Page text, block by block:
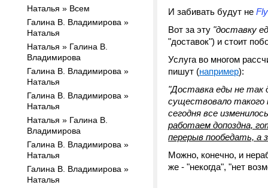
Наталья » Всем
Галина В. Владимирова »
Наталья
Наталья » Галина В.
Владимирова
Галина В. Владимирова »
Наталья
Галина В. Владимирова »
Наталья
Наталья » Галина В.
Владимирова
Галина В. Владимирова »
Наталья
Галина В. Владимирова »
Наталья
И забивать будут не
Вот за эту "доставку
"доставок") и стоит
Услуга во многом
пишут (например):
"Доставка еды не так
существовало такого
сегодня все
работаем допоздна,
перерыв пообедать, а
Можно, конечно, и
же - "некогда", "нет